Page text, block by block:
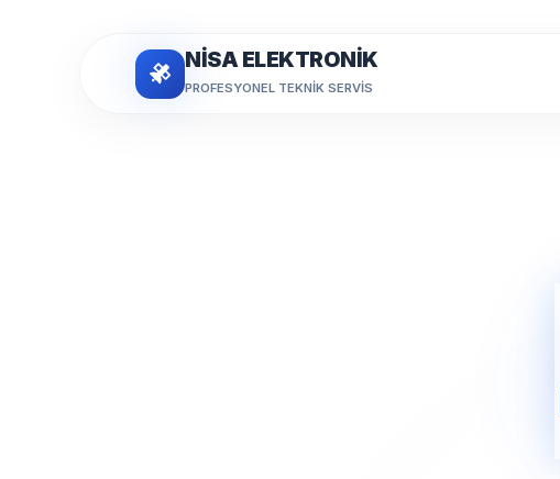
NİSA ELEKTRONİK
PROFESYONEL TEKNIK SERVIS